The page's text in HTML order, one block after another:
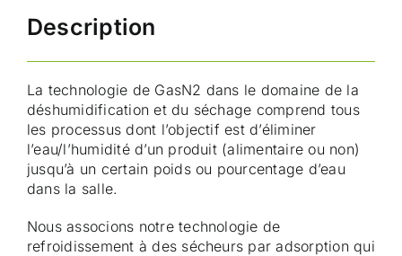
Description
La technologie de GasN2 dans le domaine de la
déshumidification et du séchage comprend tous
les processus dont l’objectif est d’éliminer
l’eau/l’humidité d’un produit (alimentaire ou non)
jusqu’à un certain poids ou pourcentage d’eau
dans la salle.
Nous associons notre technologie de
refroidissement à des sécheurs par adsorption qui